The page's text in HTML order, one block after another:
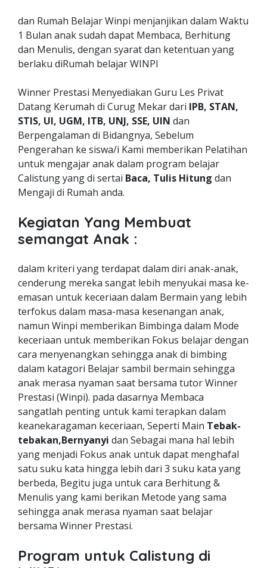
dan Rumah Belajar Winpi menjanjikan dalam Waktu
1 Bulan anak sudah dapat Membaca, Berhitung
dan Menulis, dengan syarat dan ketentuan yang
berlaku diRumah belajar WINPI
Winner Prestasi Menyediakan Guru Les Privat
Datang Kerumah di Curug Mekar dari IPB, STAN,
STIS, UI, UGM, ITB, UNJ, SSE, UIN dan
Berpengalaman di Bidangnya, Sebelum
Pengerahan ke siswa/i Kami memberikan Pelatihan
untuk mengajar anak dalam program belajar
Calistung yang di sertai Baca, Tulis Hitung dan
Mengaji di Rumah anda.
Kegiatan Yang Membuat
semangat Anak :
dalam kriteri yang terdapat dalam diri anak-anak,
cenderung mereka sangat lebih menyukai masa ke-
emasan untuk keceriaan dalam Bermain yang lebih
terfokus dalam masa-masa kesenangan anak,
namun Winpi memberikan Bimbinga dalam Mode
keceriaan untuk memberikan Fokus belajar dengan
cara menyenangkan sehingga anak di bimbing
dalam katagori Belajar sambil bermain sehingga
anak merasa nyaman saat bersama tutor Winner
Prestasi (Winpi). pada dasarnya Membaca
sangatlah penting untuk kami terapkan dalam
keanekaragaman keceriaan, Seperti Main Tebak-
tebakan,Bernyanyi dan Sebagai mana hal lebih
yang menjadi Fokus anak untuk dapat menghafal
satu suku kata hingga lebih dari 3 suku kata yang
berbeda, Begitu juga untuk cara Berhitung &
Menulis yang kami berikan Metode yang sama
sehingga anak merasa nyaman saat belajar
bersama Winner Prestasi.
Program untuk Calistung di